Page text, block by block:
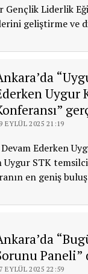
Gençlik Liderlik
geliştirme ve
Uygur
EYLÜL 2025 21:19
Devam Ederken
Uygur STK
en geniş
EYLÜL 2025 22:59